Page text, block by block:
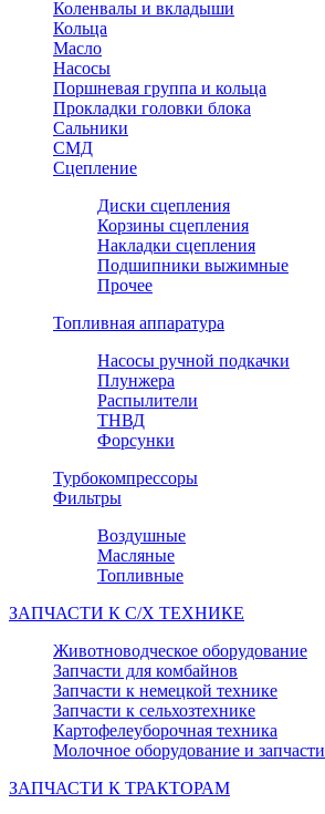
Коленвалы и вкладыши
Кольца
Масло
Насосы
Поршневая группа и кольца
Прокладки головки блока
Сальники
СМД
Сцепление
Диски сцепления
Корзины сцепления
Накладки сцепления
Подшипники выжимные
Прочее
Топливная аппаратура
Насосы ручной подкачки
Плунжера
Распылители
ТНВД
Форсунки
Турбокомпрессоры
Фильтры
Воздушные
Масляные
Топливные
ЗАПЧАСТИ К С/Х ТЕХНИКЕ
Животноводческое оборудование
Запчасти для комбайнов
Запчасти к немецкой технике
Запчасти к сельхозтехнике
Картофелеуборочная техника
Молочное оборудование и запчасти
ЗАПЧАСТИ К ТРАКТОРАМ